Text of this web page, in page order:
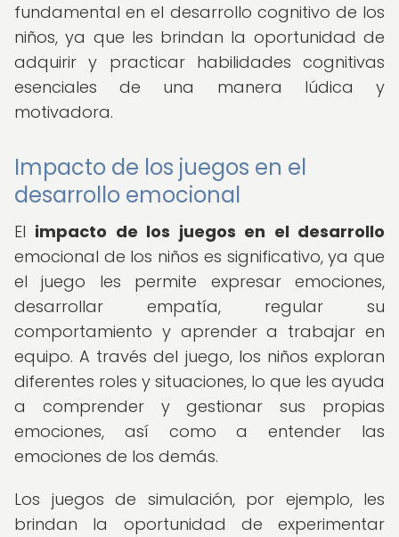
fundamental en el desarrollo cognitivo de los
niños, ya que les brindan la oportunidad de
adquirir y practicar habilidades cognitivas
esenciales de una manera lúdica y
motivadora.
Impacto de los juegos en el
desarrollo emocional
El impacto de los juegos en el desarrollo
emocional de los niños es significativo, ya que
el juego les permite expresar emociones,
desarrollar empatía, regular su
comportamiento y aprender a trabajar en
equipo. A través del juego, los niños exploran
diferentes roles y situaciones, lo que les ayuda
a comprender y gestionar sus propias
emociones, así como a entender las
emociones de los demás.
Los juegos de simulación, por ejemplo, les
brindan la oportunidad de experimentar